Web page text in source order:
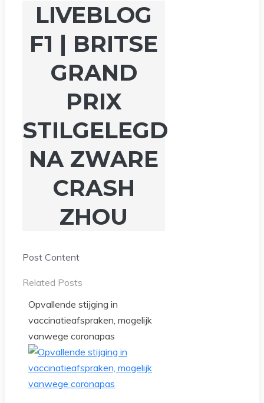
LIVEBLOG
F1 | BRITSE
GRAND
PRIX
STILGELEGD
NA ZWARE
CRASH
ZHOU
Post Content
Related Posts
Opvallende stijging in
vaccinatieafspraken, mogelijk
vanwege coronapas